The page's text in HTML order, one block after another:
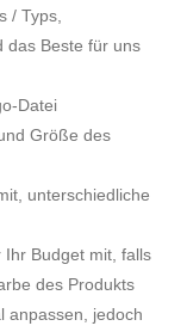
/ Typs,
das Beste für uns
Datei
Größe des
unterschiedliche
Budget mit, falls
des Produkts
anpassen, jedoch